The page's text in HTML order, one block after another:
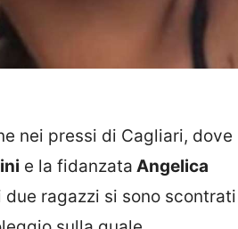
nei pressi di Cagliari, dove
e la fidanzata Angelica
due ragazzi si sono scontrati